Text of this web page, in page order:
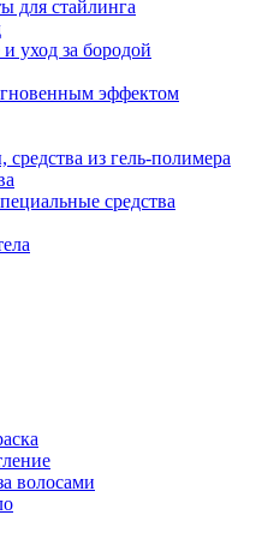
для стайлинга
уход за бородой
эффектом
из гель-полимера
средства
волосами